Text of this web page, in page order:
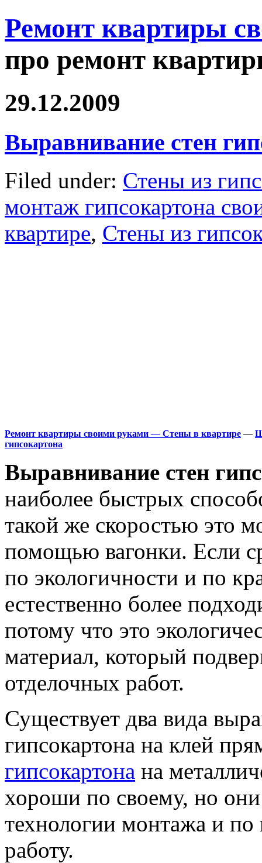
Ремонт квартиры
про ремонт
29.12.2009
Выравнивание стен
Filed under: Стены из
монтаж гипсокартона
квартире, Стены из
Ремонт квартиры своими руками — Стены в квартире —
гипсокартона
Выравнивание стен
наиболее быстрых
такой же скоростью это
помощью вагонки. Если
по экологичности и по
естественно более
потому что это
материал, который
отделочных работ.
Существует два вида
гипсокартона на клей
гипсокартона на
хороши по своему, но
технологии монтажа и по
работу.